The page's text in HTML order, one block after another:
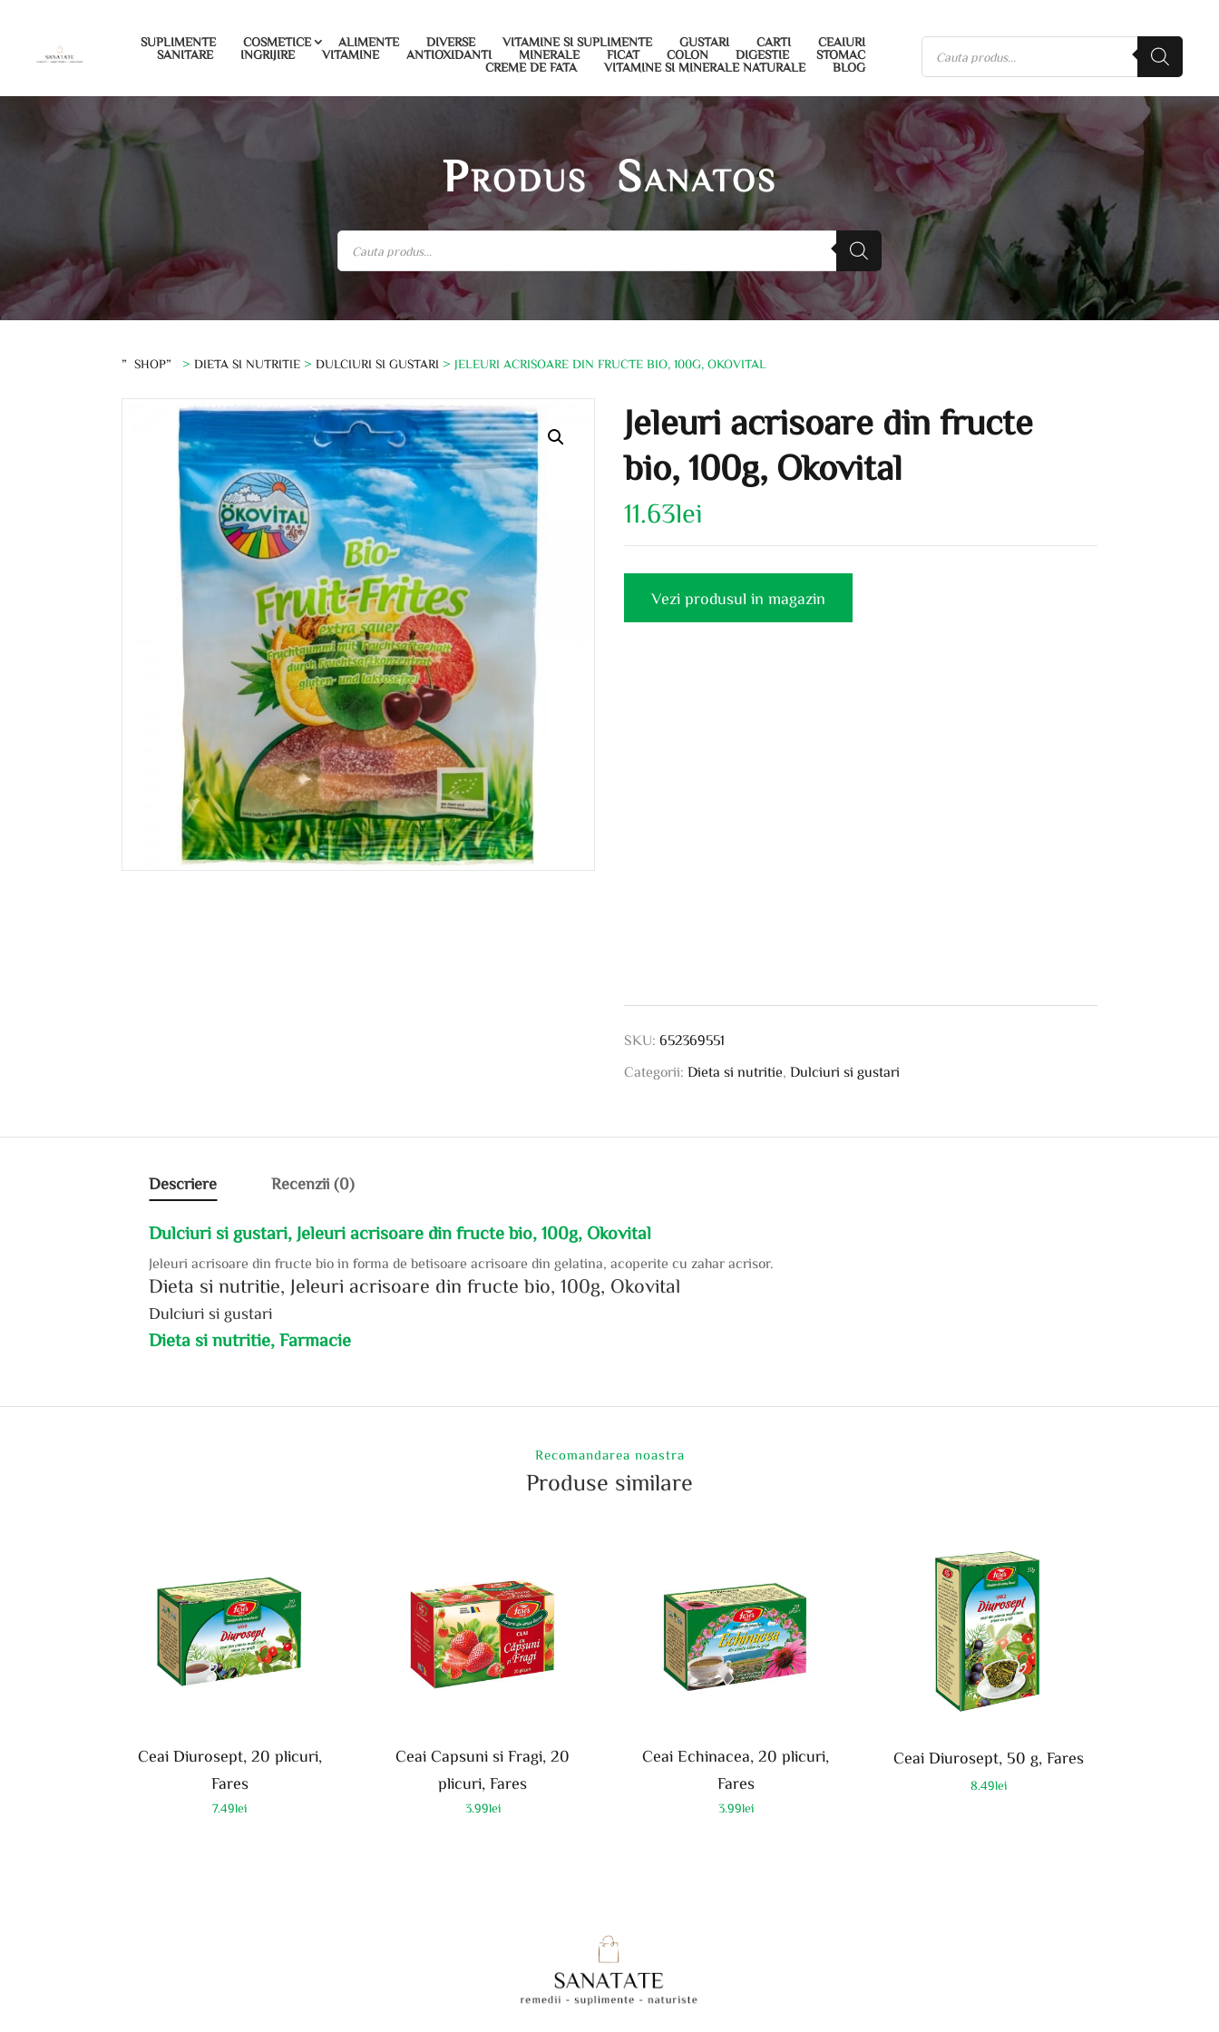
SUPLIMENTE COSMETICE ALIMENTE DIVERSE VITAMINE SI SUPLIMENTE GUSTARI CARTI
CEAIURI
SANITARE
INGRIJIRE VITAMINE ANTIOXIDANTI MINERALE FICAT COLON DIGESTIE
STOMAC
CREME DE FATA
VITAMINE SI MINERALE NATURALE BLOG
Produs Sanatos
”SHOP” >DIETA SI NUTRITIE >DULCIURI SI GUSTARI > JELEURI ACRISOARE DIN FRUCTE BIO, 100G, OKOVITAL
Jeleuri acrisoare din fructe
bio, 100g, Okovital
11.63lei
Vezi produsul in magazin
SKU:652369551
Categorii:Dieta si nutritie ,Dulciuri si gustari
Descriere Recenzii (0)
Dulciuri si gustari, Jeleuri acrisoare din fructe bio, 100g, Okovital
Jeleuri acrisoare din fructe bio in forma de betisoare acrisoare din gelatina, acoperite cu zahar acrisor.
Dieta si nutritie, Jeleuri acrisoare din fructe bio, 100g, Okovital
Dulciuri si gustari
Dieta si nutritie, Farmacie
Recomandarea noastra
Produse similare
Ceai Diurosept, 20 plicuri,
Fares
7.49lei
Ceai Capsuni si Fragi, 20
plicuri, Fares
3.99lei
Ceai Echinacea, 20 plicuri,
Fares
3.99lei
Ceai Diurosept, 50 g, Fares
8.49lei